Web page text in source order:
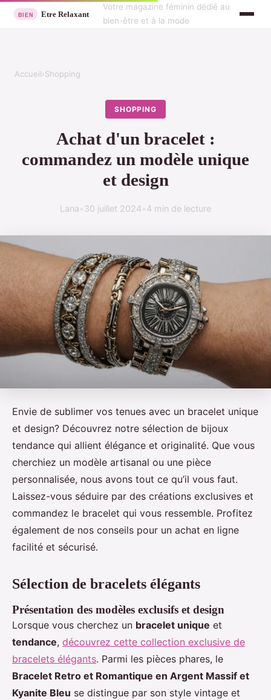
Votre magazine féminin dédié au
bien-être et à la mode
Accueil›Shopping
SHOPPING
Achat d'un bracelet :
commandez un modèle unique
et design
Lana 30 juillet 2024 4 min de lecture
Envie de sublimer vos tenues avec un bracelet unique
et design? Découvrez notre sélection de bijoux
tendance qui allient élégance et originalité. Que vous
cherchiez un modèle artisanal ou une pièce
personnalisée, nous avons tout ce qu’il vous faut.
Laissez-vous séduire par des créations exclusives et
commandez le bracelet qui vous ressemble. Profitez
également de nos conseils pour un achat en ligne
facilité et sécurisé.
Sélection de bracelets élégants
Présentation des modèles exclusifs et design
Lorsque vous cherchez un bracelet unique et
tendance, découvrez cette collection exclusive de
bracelets élégants. Parmi les pièces phares, le
Bracelet Retro et Romantique en Argent Massif et
Kyanite Bleu se distingue par son style vintage et